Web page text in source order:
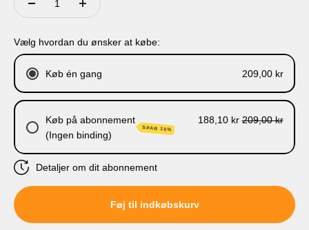
Vælg hvordan du ønsker at købe:
Køb én gang 209,00 kr
Køb på abonnement
(Ingen binding)
SPAR 10%
188,10 kr 209,00 kr
Levering hver 6. måned
Detaljer om dit abonnement
Føj til indkøbskurv